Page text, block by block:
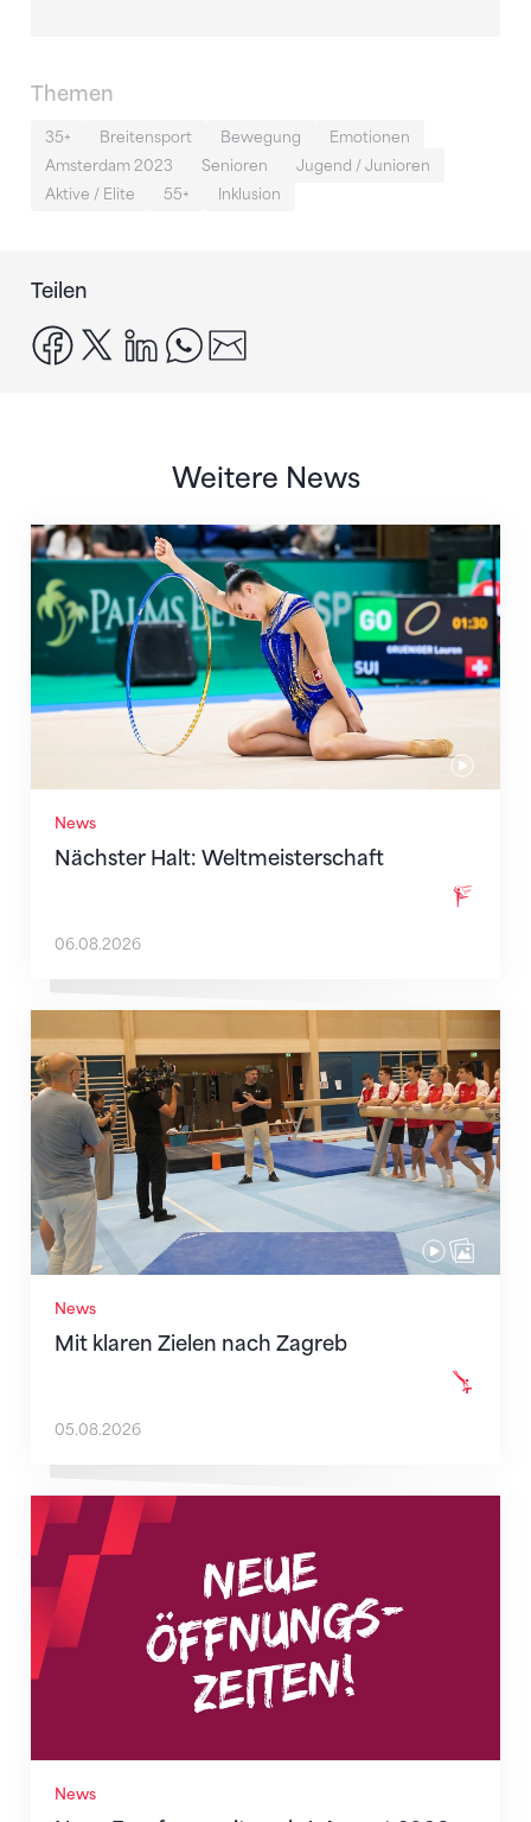
Themen
35+ Breitensport Bewegung
Emotionen
Amsterdam 2023
Senioren
Jugend / Junioren
Aktive / Elite
55+ Inklusion
Teilen
facebook
x linkedinwhatsapp
Weitere News
News
Nächster Halt: Weltmeisterschaft
Nächster Halt: Weltmeisterschaft
06.08.2026
News
Mit klaren Zielen nach Zagreb
Mit klaren Zielen nach Zagreb
05.08.2026
News
Neue Empfangszeiten ab 1. August 2026